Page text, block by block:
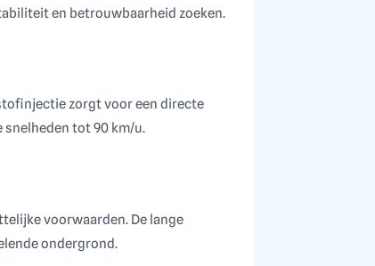
en betrouwbaarheid zoeken.
zorgt voor een directe
snelheden tot 90 km/u.
voorwaarden. De lange
ondergrond.